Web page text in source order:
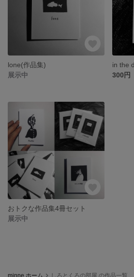
lone(作品集)
展示中
in the
300円
おトクな作品集4冊セット
展示中
minne ホーム しろとくろの部屋 の作品一覧